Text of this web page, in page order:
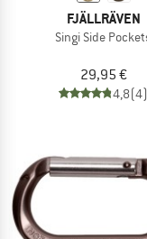
FJÄLLRÄVEN
Singi Side
29,95 €
4,8(4)